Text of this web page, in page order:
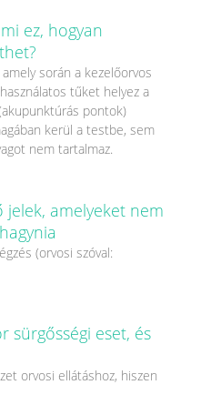
ez, hogyan
során a kezelőorvos
tűket helyez a
pontok)
kerül a testbe, sem
nem tartalmaz.
jelek, amelyeket nem
(orvosi szóval:
sürgősségi eset, és
orvosi ellátáshoz, hiszen